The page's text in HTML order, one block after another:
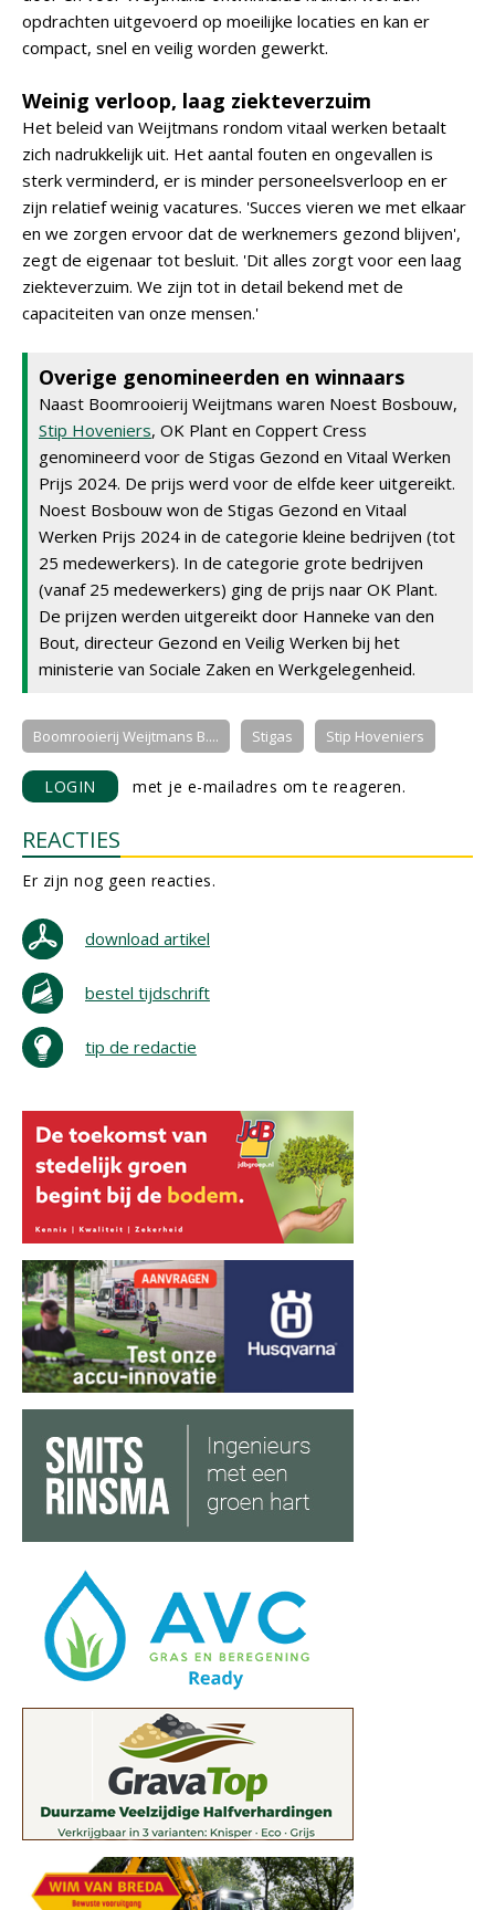
opdrachten uitgevoerd op moeilijke locaties en kan er
compact, snel en veilig worden gewerkt.
Weinig verloop, laag ziekteverzuim
Het beleid van Weijtmans rondom vitaal werken betaalt
zich nadrukkelijk uit. Het aantal fouten en ongevallen is
sterk verminderd, er is minder personeelsverloop en er
zijn relatief weinig vacatures. 'Succes vieren we met elkaar
en we zorgen ervoor dat de werknemers gezond blijven',
zegt de eigenaar tot besluit. 'Dit alles zorgt voor een laag
ziekteverzuim. We zijn tot in detail bekend met de
capaciteiten van onze mensen.'
Overige genomineerden en winnaars
Naast Boomrooierij Weijtmans waren Noest Bosbouw,
Stip Hoveniers, OK Plant en Coppert Cress
genomineerd voor de Stigas Gezond en Vitaal Werken
Prijs 2024. De prijs werd voor de elfde keer uitgereikt.
Noest Bosbouw won de Stigas Gezond en Vitaal
Werken Prijs 2024 in de categorie kleine bedrijven (tot
25 medewerkers). In de categorie grote bedrijven
(vanaf 25 medewerkers) ging de prijs naar OK Plant.
De prijzen werden uitgereikt door Hanneke van den
Bout, directeur Gezond en Veilig Werken bij het
ministerie van Sociale Zaken en Werkgelegenheid.
Boomrooierij Weijtmans B.... Stigas Stip Hoveniers
LOGIN met je e-mailadres om te reageren.
REACTIES
Er zijn nog geen reacties.
download artikel
bestel tijdschrift
tip de redactie